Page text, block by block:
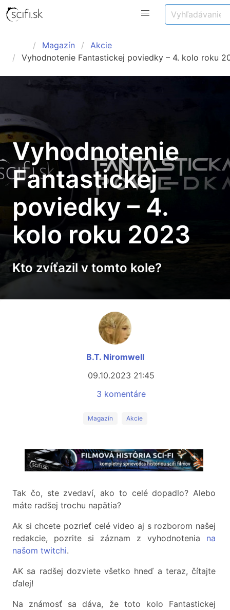
Magazín
Akcie
Vyhodnotenie Fantastickej poviedky – 4. kolo roku
Vyhodnotenie
Fantastickej
poviedky – 4.
kolo roku 2023
Kto zvíťazil v tomto kole?
B.T. Niromwell
09.10.2023 21:45
3 komentáre
Magazín Akcie
Tak čo, ste zvedaví, ako to celé dopadlo? Alebo
máte radšej trochu napätia?
Ak si chcete pozrieť celé video aj s rozborom našej
redakcie, pozrite si záznam z vyhodnotenia na
našom twitchi.
AK sa radšej dozviete všetko hneď a teraz, čítajte
ďalej!
Na známosť sa dáva, že toto kolo Fantastickej